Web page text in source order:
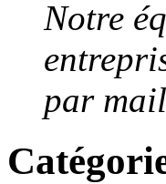
Notre
par